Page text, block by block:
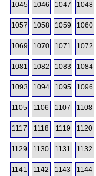
1045 1046 1047 1048
1057 1058 1059 1060
1069 1070 1071 1072
1081 1082 1083 1084
1093 1094 1095 1096
1105 1106 1107 1108
1117 1118 1119 1120
1129 1130 1131 1132
1141 1142 1143 1144